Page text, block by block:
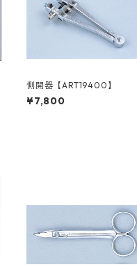
側開器【ART19400】
¥7,800